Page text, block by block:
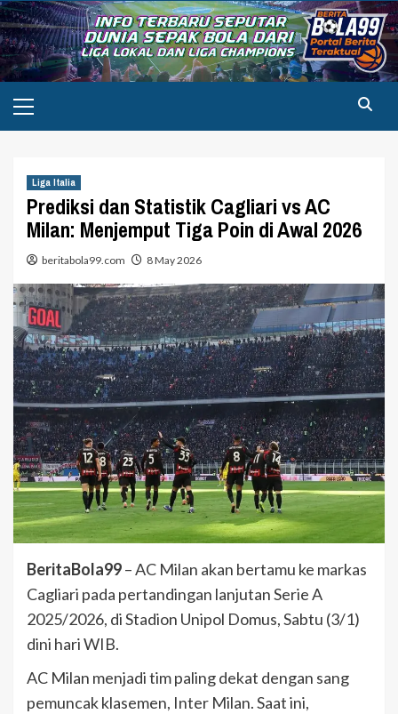
Skip
to
content
Menu
Liga Italia
Prediksi dan Statistik Cagliari vs AC
Milan: Menjemput Tiga Poin di Awal 2026
beritabola99.com 8 May 2026
BeritaBola99– AC Milan akan bertamu ke markas
Cagliari pada pertandingan lanjutan Serie A
2025/2026, di Stadion Unipol Domus, Sabtu (3/1)
dini hari WIB.
AC Milan menjadi tim paling dekat dengan sang
pemuncak klasemen, Inter Milan. Saat ini,